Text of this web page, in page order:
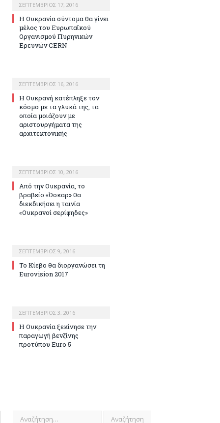
ΣΕΠΤΈΜΒΡΙΟΣ 17, 2016
Η Ουκρανία σύντομα θα γίνει
μέλος του Ευρωπαϊκού
Οργανισμού Πυρηνικών
Ερευνών CERN
ΣΕΠΤΈΜΒΡΙΟΣ 16, 2016
H Ουκρανή κατέπληξε τον
κόσμο με τα γλυκά της, τα
οποία μοιάζουν με
αριστουργήματα της
αρχιτεκτονικής
ΣΕΠΤΈΜΒΡΙΟΣ 10, 2016
Από την Ουκρανία, το
βραβείο «Όσκαρ» θα
διεκδικήσει η ταινία
«Ουκρανοί σερίφηδες»
ΣΕΠΤΈΜΒΡΙΟΣ 9, 2016
Το Κίεβο θα διοργανώσει τη
Eurovision 2017
ΣΕΠΤΈΜΒΡΙΟΣ 3, 2016
Η Ουκρανία ξεκίνησε την
παραγωγή βενζίνης
προτύπου Euro 5